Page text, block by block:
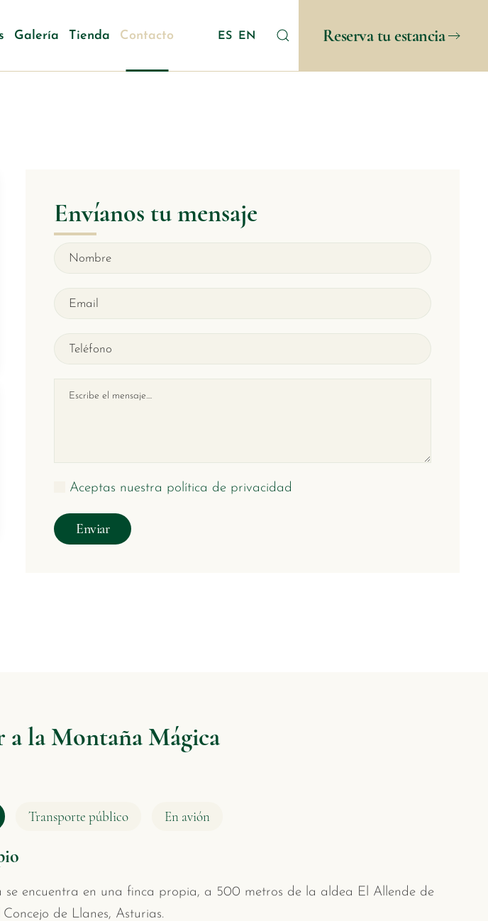
Galería Tienda Contacto ES EN Reserva tu estancia
Envíanos tu mensaje
Aceptas nuestra política de privacidad
Enviar
a la Montaña Mágica
Transporte público En avión
encuentra en una finca propia, a 500 metros de la aldea El Allende de
de Llanes, Asturias.